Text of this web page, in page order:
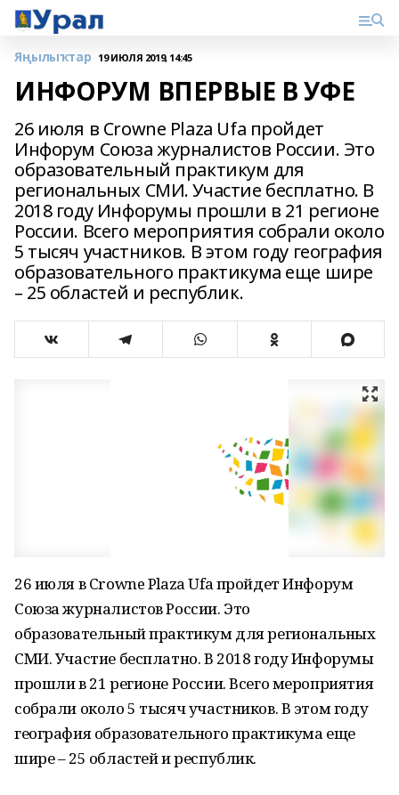
Яңылыҡтар 19 ИЮЛЯ 2019, 14:45
ИНФОРУМ ВПЕРВЫЕ В УФЕ
26 июля в Crowne Plaza Ufa пройдет
Инфорум Союза журналистов России. Это
образовательный практикум для
региональных СМИ. Участие бесплатно. В
2018 году Инфорумы прошли в 21 регионе
России. Всего мероприятия собрали около
5 тысяч участников. В этом году география
образовательного практикума еще шире
– 25 областей и республик.
26 июля в Crowne Plaza Ufa пройдет Инфорум
Союза журналистов России. Это
образовательный практикум для региональных
СМИ. Участие бесплатно. В 2018 году Инфорумы
прошли в 21 регионе России. Всего мероприятия
собрали около 5 тысяч участников. В этом году
география образовательного практикума еще
шире – 25 областей и республик.